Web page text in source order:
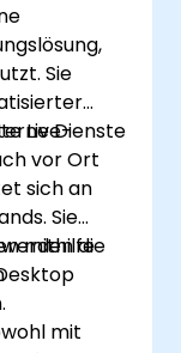
Sie
Dienste
Live-
vor Ort
sich an
Sie
mithilfe
die
mit